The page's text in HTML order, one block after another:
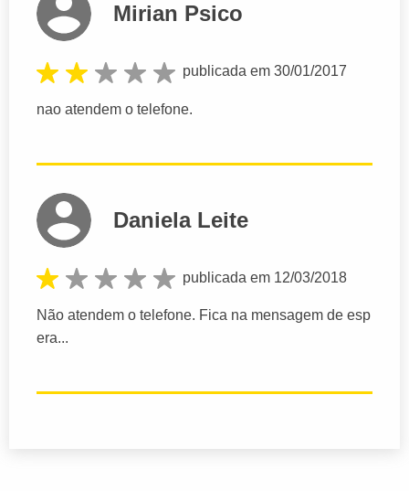
Mirian Psico
publicada em 30/01/2017
nao atendem o telefone.
Daniela Leite
publicada em 12/03/2018
Não atendem o telefone. Fica na mensagem de esp
era...